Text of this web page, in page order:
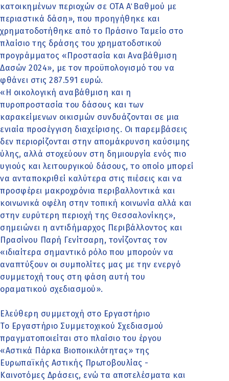
κατοικημένων περιοχών σε ΟΤΑ Α΄ Βαθμού με
περιαστικά δάση», που προηγήθηκε και
χρηματοδοτήθηκε από το Πράσινο Ταμείο στο
πλαίσιο της δράσης του χρηματοδοτικού
προγράμματος «Προστασία και Αναβάθμιση
Δασών 2024», με τον προϋπολογισμό του να
φθάνει στις 287.591 ευρώ.
«Η οικολογική αναβάθμιση και η
πυροπροστασία του δάσους και των
καρακείμενων οικισμών συνδυάζονται σε μια
ενιαία προσέγγιση διαχείρισης. Οι παρεμβάσεις
δεν περιορίζονται στην απομάκρυνση καύσιμης
ύλης, αλλά στοχεύουν στη δημιουργία ενός πιο
υγιούς και λειτουργικού δάσους, το οποίο μπορεί
να ανταποκριθεί καλύτερα στις πιέσεις και να
προσφέρει μακροχρόνια περιβαλλοντικά και
κοινωνικά οφέλη στην τοπική κοινωνία αλλά και
στην ευρύτερη περιοχή της Θεσσαλονίκης»,
σημειώνει η αντιδήμαρχος Περιβάλλοντος και
Πρασίνου Παρή Γενίτσαρη, τονίζοντας τον
«ιδιαίτερα σημαντικό ρόλο που μπορούν να
αναπτύξουν οι συμπολίτες μας με την ενεργό
συμμετοχή τους στη φάση αυτή του
οραματικού σχεδιασμού».
Ελεύθερη συμμετοχή στο Εργαστήριο
Το Εργαστήριο Συμμετοχικού Σχεδιασμού
πραγματοποιείται στο πλαίσιο του έργου
«Αστικά Πάρκα Βιοποικιλότητας» της
Ευρωπαϊκής Αστικής Πρωτοβουλίας -
Καινοτόμες Δράσεις, ενώ τα αποτελέσματα και